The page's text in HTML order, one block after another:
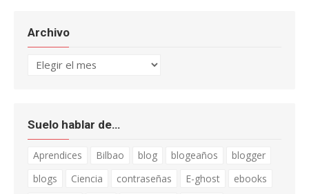
Archivo
Archivo
Suelo hablar de…
Aprendices Bilbao blog blogeaños
blogger
blogs
Ciencia contraseñas E-ghost
ebooks